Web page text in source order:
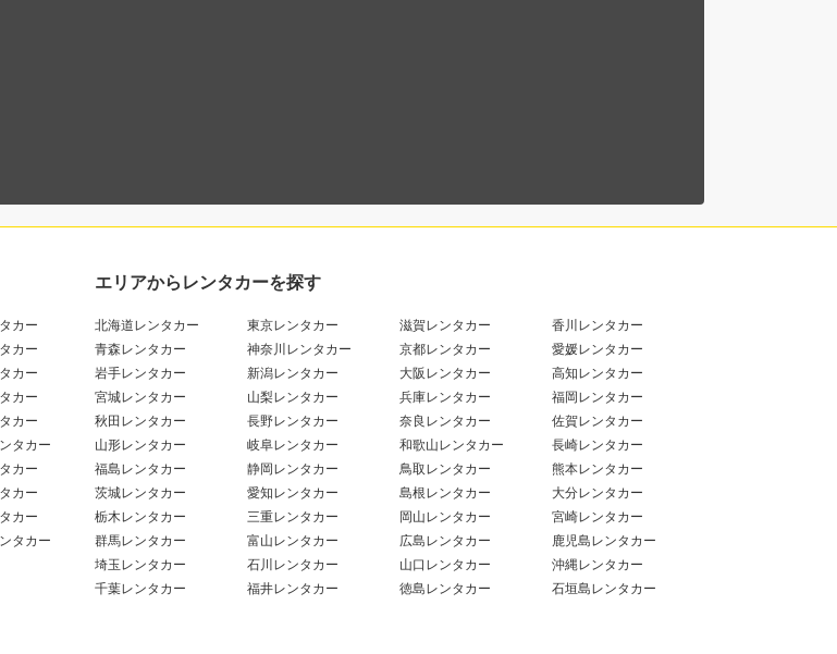
カー
カー
カー
カー
カー
タカー
カー
カー
カー
タカー
エリアからレンタカーを探す
北海道レンタカー
青森レンタカー
岩手レンタカー
宮城レンタカー
秋田レンタカー
山形レンタカー
福島レンタカー
茨城レンタカー
栃木レンタカー
群馬レンタカー
埼玉レンタカー
千葉レンタカー
東京レンタカー
神奈川レンタカー
新潟レンタカー
山梨レンタカー
長野レンタカー
岐阜レンタカー
静岡レンタカー
愛知レンタカー
三重レンタカー
富山レンタカー
石川レンタカー
福井レンタカー
滋賀レンタカー
京都レンタカー
大阪レンタカー
兵庫レンタカー
奈良レンタカー
和歌山レンタカー
鳥取レンタカー
島根レンタカー
岡山レンタカー
広島レンタカー
山口レンタカー
徳島レンタカー
香川レンタカー
愛媛レンタカー
高知レンタカー
福岡レンタカー
佐賀レンタカー
長崎レンタカー
熊本レンタカー
大分レンタカー
宮崎レンタカー
鹿児島レンタカー
沖縄レンタカー
石垣島レンタカー